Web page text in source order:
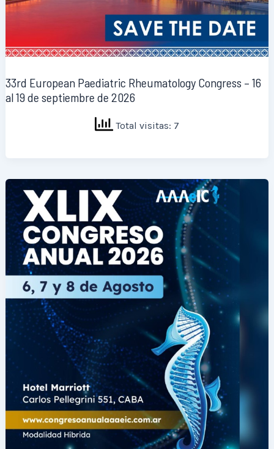
33rd European Paediatric Rheumatology Congress – 16
al 19 de septiembre de 2026
Total visitas: 7